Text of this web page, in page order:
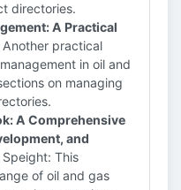
directories.
A Practical
practical
in oil and
on managing
A Comprehensive
and
This
of oil and gas